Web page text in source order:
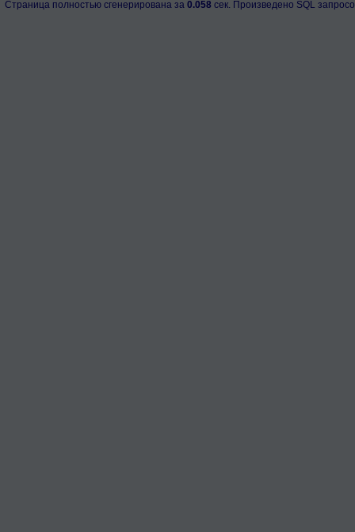
Страница полностью сгенерирована за 0.058 сек. Произведено SQL